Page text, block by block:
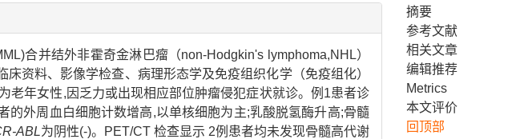
合并结外非霍奇金淋巴瘤（non-Hodgkin's lymphoma,NHL）
资料、影像学检查、病理形态学及免疫组织化学（免疫组化）
老年女性,因乏力或出现相应部位肿瘤侵犯症状就诊。例1患者诊
外周血白细胞计数增高,以单核细胞为主;乳酸脱氢酶升高;骨髓
ABL为阴性(-)。PET/CT 检查显示 2例患者均未发现骨髓高代谢
摘要
参考文献
相关文章
编辑推荐
Metrics
本文评价
回顶部